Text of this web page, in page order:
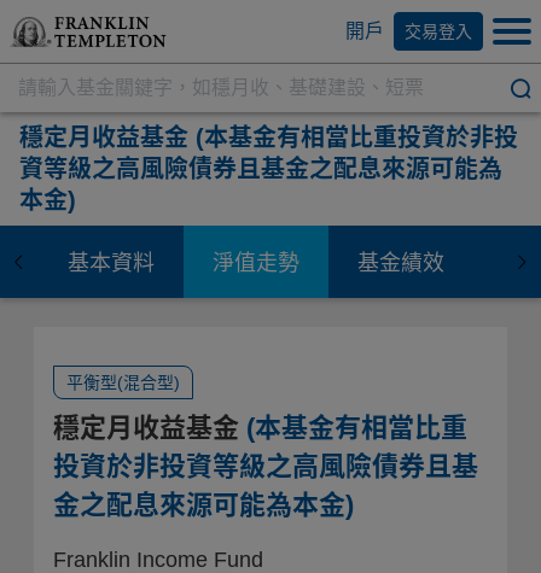
開戶 交易登入
穩定月收益基金 (本基金有相當比重投資於非投
資等級之高風險債券且基金之配息來源可能為
本金)
基本資料 淨值走勢 基金績效 資
平衡型(混合型)
穩定月收益基金 (本基金有相當比重
投資於非投資等級之高風險債券且基
金之配息來源可能為本金)
Franklin Income Fund